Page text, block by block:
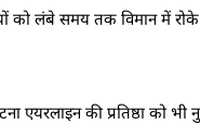
को लंबे समय तक विमान में
एयरलाइन की प्रतिष्ठा को